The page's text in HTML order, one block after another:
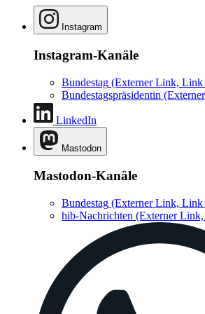
Instagram
Instagram-Kanäle
Bundestag (Externer Link, Link
Bundestagspräsidentin
LinkedIn
Mastodon
Mastodon-Kanäle
Bundestag (Externer Link, Link
hib-Nachrichten (Externer Link,